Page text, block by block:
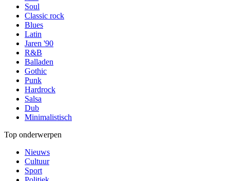
Soul
Classic rock
Blues
Latin
Jaren '90
R&B
Balladen
Gothic
Punk
Hardrock
Salsa
Dub
Minimalistisch
Top onderwerpen
Nieuws
Cultuur
Sport